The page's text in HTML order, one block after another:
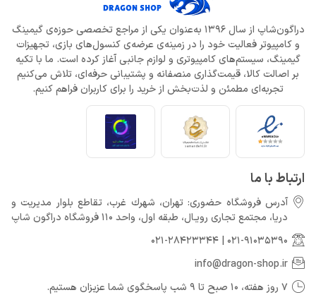
دراگون‌شاپ از سال 1396 به‌عنوان یکی از مراجع تخصصی حوزه‌ی گیمینگ
و کامپیوتر فعالیت خود را در زمینه‌ی عرضه‌ی کنسول‌های بازی، تجهیزات
گیمینگ، سیستم‌های کامپیوتری و لوازم جانبی آغاز کرده است. ما با تکیه
بر اصالت کالا، قیمت‌گذاری منصفانه و پشتیبانی حرفه‌ای، تلاش می‌کنیم
تجربه‌ای مطمئن و لذت‌بخش از خرید را برای کاربران فراهم کنیم.
ارتباط با ما
آدرس فروشگاه حضوری: تهران، شهرك غرب، تقاطع بلوار مدیریت و
دريا، مجتمع تجارى رويـال، طبقه اول، واحد 110 فروشگاه دراگون شاپ
021-91035390
021-28423344
info@dragon-shop.ir
7 روز هفته، 10 صبح تا 9 شب پاسخگوی شما عزیزان هستیم.